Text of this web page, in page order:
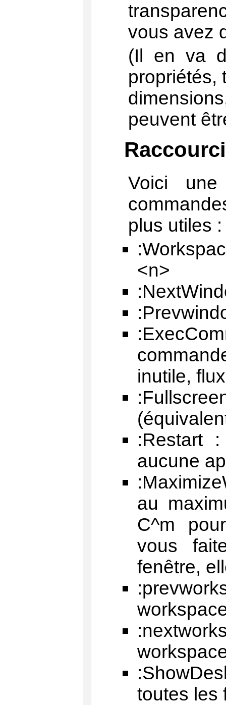
vous avez
(Il en va
propriétés,
peuvent
Voici une
plus utiles :
<n>
inutile,
:Restart
aucune
au
C^m
vous
fenêtre,
toutes les